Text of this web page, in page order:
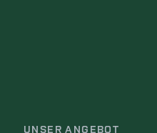
UNSER ANGEBOT